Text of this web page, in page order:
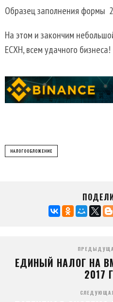
Образец заполнения формы
На этом и закончим
ЕСХН, всем удачного бизнеса!
НАЛОГООБЛОЖЕНИЕ
ЕДИНЫЙ НАЛОГ НА
2017